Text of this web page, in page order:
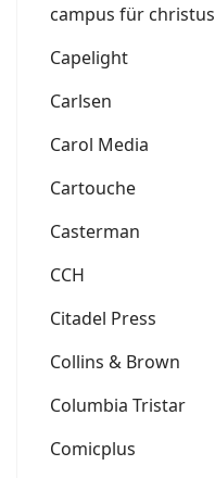
campus für christus
Capelight
Carlsen
Carol Media
Cartouche
Casterman
CCH
Citadel Press
Collins & Brown
Columbia Tristar
Comicplus